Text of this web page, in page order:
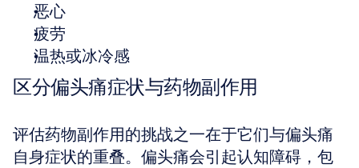
恶心
疲劳
温热或冰冷感
区分偏头痛症状与药物副作用
评估药物副作用的挑战之一在于它们与偏头痛
自身症状的重叠。偏头痛会引起认知障碍，包